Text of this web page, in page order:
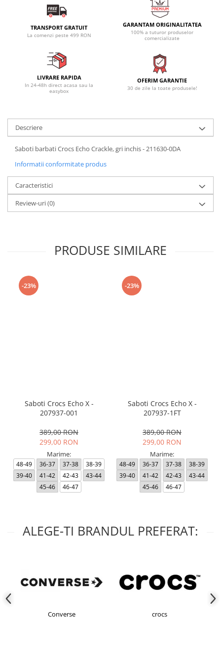
TRANSPORT GRATUIT
La comenzi peste 499 RON
GARANTAM ORIGINALITATEA
100% a tuturor produselor
comercializate
LIVRARE RAPIDA
In 24-48h direct acasa sau la
easybox
OFERIM GARANTIE
30 de zile la toate produsele!
Descriere
Saboti barbati Crocs Echo Crackle, gri inchis - 211630-0DA
Informatii conformitate produs
Caracteristici
Review-uri(0)
PRODUSE SIMILARE
-23%
Saboti Crocs Echo X -
207937-001
389,00 RON
299,00 RON
Marime:
48-49 36-37 37-38
38-39
39-40
41-42 42-43
43-44
45-46
46-47
-23%
Saboti Crocs Echo X -
207937-1FT
389,00 RON
299,00 RON
Marime:
48-49 36-37 37-38
38-39
39-40
41-42 42-43
43-44
45-46
46-47
ALEGE-TI BRANDUL PREFERAT:
Converse crocs